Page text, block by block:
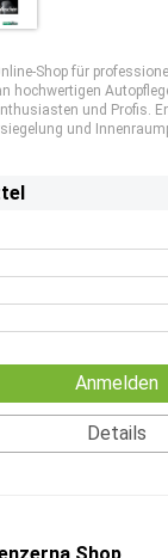
Shop für
hochwertigen
und Profis.
und
Anmelden
Details
Shop